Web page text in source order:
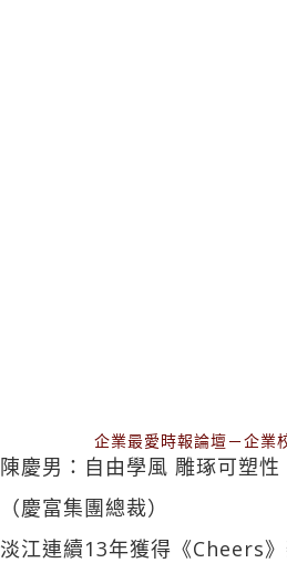
企業最愛時報論壇－企業
陳慶男：自由學風 雕琢可塑性
（慶富集團總裁）
淡江連續13年獲得《Cheers